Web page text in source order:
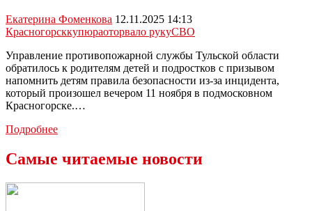
Екатерина Фоменкова 12.11.2025 14:13
Красногорсккупюраоторвало рукуСВО
Управление противопожарной службы Тульской области
обратилось к родителям детей и подростков с призывом
напомнить детям правила безопасности из-за инцидента,
который произошел вечером 11 ноября в подмосковном
Красногорске.…
Подробнее«Ничего
Самые читаемые новости